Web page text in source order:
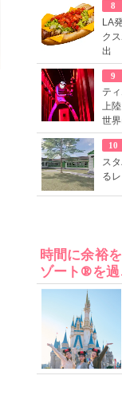
8
LA
ク
出
9
テ
上
世
10
ス
る
時間に余裕
ゾート®を